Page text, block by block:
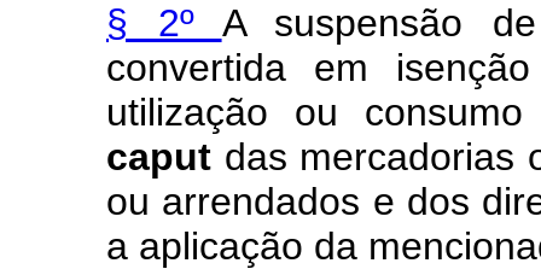
§ 2º A suspensão
convertida em
utilização ou
caput das mercadorias
ou arrendados e dos
a aplicação da